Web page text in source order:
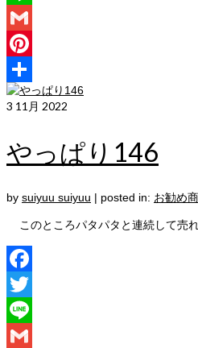
Line
Gmail
Pinterest
共
3 11月 2022
やっぱり146
by suiyuu suiyuu | posted in: お勧め
このところパタパタと連続して売
Facebook
Twitter
Line